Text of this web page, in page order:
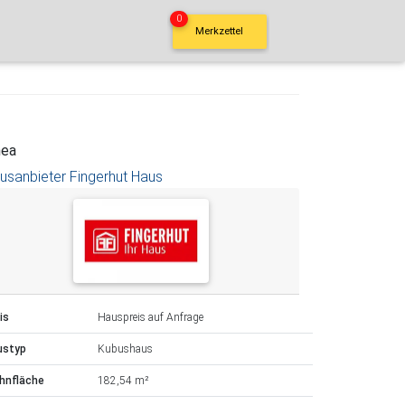
Fingerhut Haus
Hauspreis auf Anfrage
Kubushaus
182,54 m²
Merkzettel
0